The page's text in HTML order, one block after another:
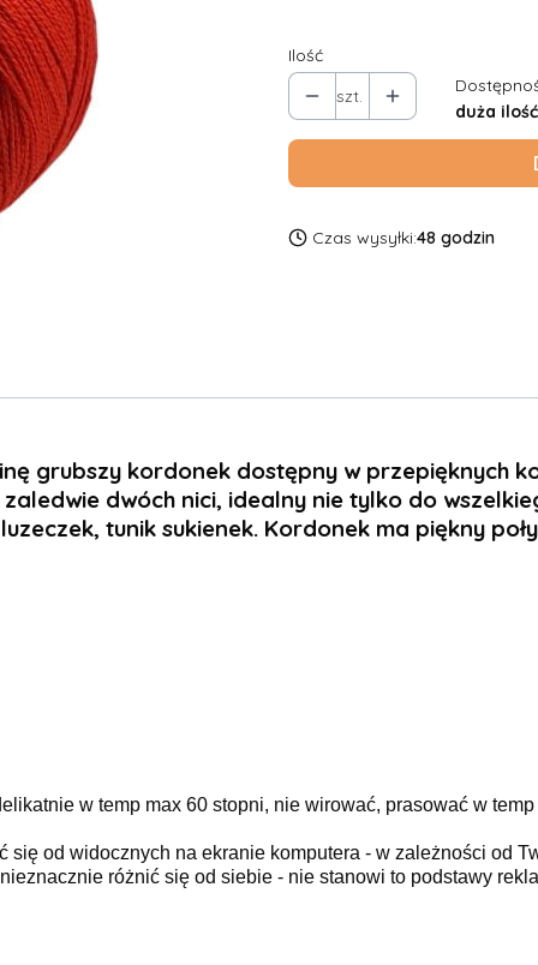
Ilość
szt.
duża ilość
Czas wysyłki:48 godzin
grubszy kordonek dostępny w przepięknych
zaledwie dwóch nici, idealny nie tylko do
tunik sukienek. Kordonek ma piękny
w temp max 60 stopni, nie wirować, prasować w
się od widocznych na ekranie komputera - w zależności od
różnić się od siebie - nie stanowi to podstawy